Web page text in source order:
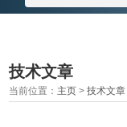
技术文章
当前位置： 主页 >技术文章